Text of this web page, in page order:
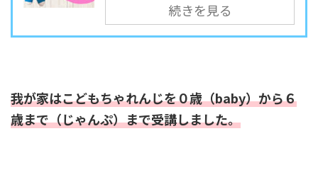
続きを見る
我が家はこどもちゃれんじを０歳（baby）から６
歳まで（じゃんぷ）まで受講しました。